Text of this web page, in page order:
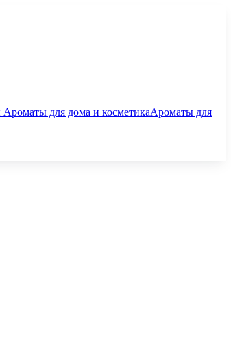
Ароматы для дома и косметикаАроматы для